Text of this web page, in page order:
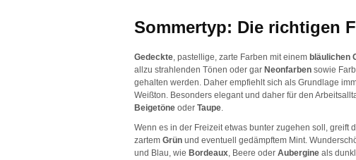
Sommertyp: Die richtigen
Gedeckte, pastellige, zarte Farben mit einem bläulichen
allzu strahlenden Tönen oder gar Neonfarben sowie
gehalten werden. Daher empfiehlt sich als Grundlage
Weißton. Besonders elegant und daher für den
Beigetöne oder Taupe.
Wenn es in der Freizeit etwas bunter zugehen soll, greift
zartem Grün und eventuell gedämpftem Mint.
und Blau, wie Bordeaux, Beere oder Aubergine als